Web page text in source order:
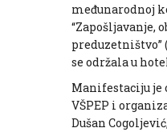
međunarodnoj
“Zapošljavanje,
preduzetništvo”
se održala u
Manifestaciju je
VŠPEP i
Dušan